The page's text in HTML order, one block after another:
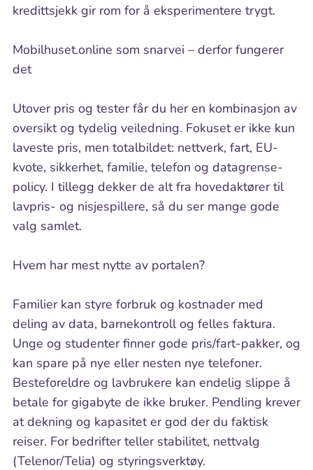
kredittsjekk gir rom for å eksperimentere trygt.
Mobilhuset.online som snarvei – derfor fungerer
det
Utover pris og tester får du her en kombinasjon av
oversikt og tydelig veiledning. Fokuset er ikke kun
laveste pris, men totalbildet: nettverk, fart, EU-
kvote, sikkerhet, familie, telefon og datagrense-
policy. I tillegg dekker de alt fra hovedaktører til
lavpris- og nisjespillere, så du ser mange gode
valg samlet.
Hvem har mest nytte av portalen?
Familier kan styre forbruk og kostnader med
deling av data, barnekontroll og felles faktura.
Unge og studenter finner gode pris/fart-pakker, og
kan spare på nye eller nesten nye telefoner.
Besteforeldre og lavbrukere kan endelig slippe å
betale for gigabyte de ikke bruker. Pendling krever
at dekning og kapasitet er god der du faktisk
reiser. For bedrifter teller stabilitet, nettvalg
(Telenor/Telia) og styringsverktøy.